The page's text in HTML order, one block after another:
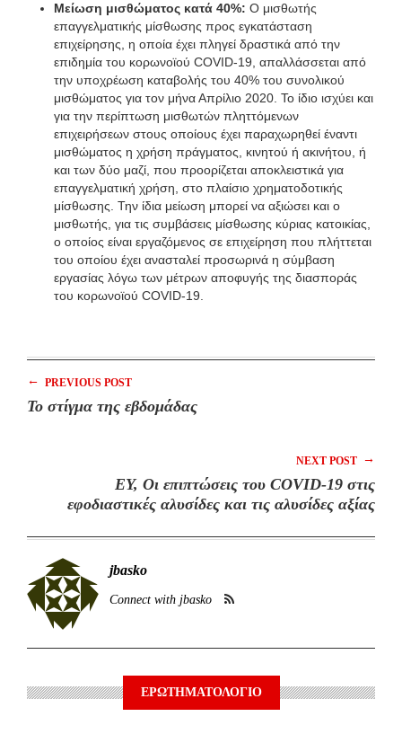
Μείωση μισθώματος κατά 40%: Ο μισθωτής
επαγγελματικής μίσθωσης προς εγκατάσταση
επιχείρησης, η οποία έχει πληγεί δραστικά από την
επιδημία του κορωνοϊού COVID-19, απαλλάσσεται από
την υποχρέωση καταβολής του 40% του συνολικού
μισθώματος για τον μήνα Απρίλιο 2020. Το ίδιο ισχύει και
για την περίπτωση μισθωτών πληττόμενων
επιχειρήσεων στους οποίους έχει παραχωρηθεί έναντι
μισθώματος η χρήση πράγματος, κινητού ή ακινήτου, ή
και των δύο μαζί, που προορίζεται αποκλειστικά για
επαγγελματική χρήση, στο πλαίσιο χρηματοδοτικής
μίσθωσης. Την ίδια μείωση μπορεί να αξιώσει και ο
μισθωτής, για τις συμβάσεις μίσθωσης κύριας κατοικίας,
ο οποίος είναι εργαζόμενος σε επιχείρηση που πλήττεται
του οποίου έχει ανασταλεί προσωρινά η σύμβαση
εργασίας λόγω των μέτρων αποφυγής της διασποράς
του κορωνοϊού COVID-19.
← PREVIOUS POST
To στίγμα της εβδομάδας
NEXT POST →
EY, Οι επιπτώσεις του COVID-19 στις
εφοδιαστικές αλυσίδες και τις αλυσίδες αξίας
jbasko
Connect with jbasko
ΕΡΩΤΗΜΑΤΟΛΟΓΙΟ